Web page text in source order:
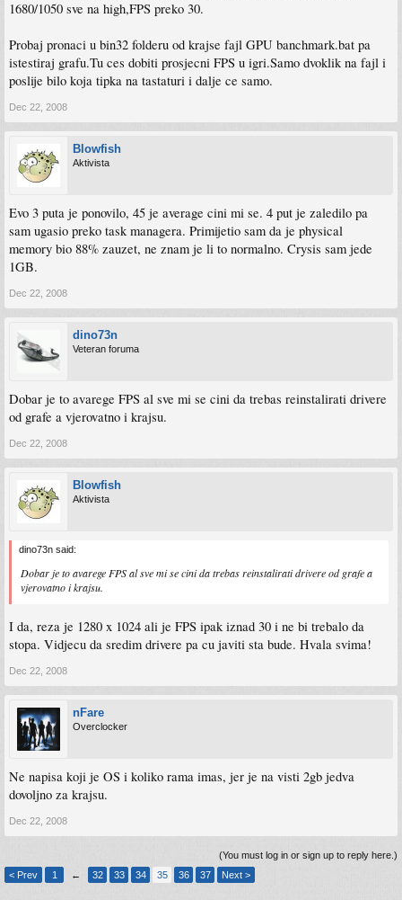
1680/1050 sve na high,FPS preko 30.
Probaj pronaci u bin32 folderu od krajse fajl GPU banchmark.bat pa
istestiraj grafu.Tu ces dobiti prosjecni FPS u igri.Samo dvoklik na fajl i
poslije bilo koja tipka na tastaturi i dalje ce samo.
Dec 22, 2008
Blowfish
Aktivista
Evo 3 puta je ponovilo, 45 je average cini mi se. 4 put je zaledilo pa
sam ugasio preko task managera. Primijetio sam da je physical
memory bio 88% zauzet, ne znam je li to normalno. Crysis sam jede
1GB.
Dec 22, 2008
dino73n
Veteran foruma
Dobar je to avarege FPS al sve mi se cini da trebas reinstalirati drivere
od grafe a vjerovatno i krajsu.
Dec 22, 2008
Blowfish
Aktivista
dino73n said:
Dobar je to avarege FPS al sve mi se cini da trebas reinstalirati drivere od grafe a
vjerovatno i krajsu.
I da, reza je 1280 x 1024 ali je FPS ipak iznad 30 i ne bi trebalo da
stopa. Vidjecu da sredim drivere pa cu javiti sta bude. Hvala svima!
Dec 22, 2008
nFare
Overclocker
Ne napisa koji je OS i koliko rama imas, jer je na visti 2gb jedva
dovoljno za krajsu.
Dec 22, 2008
(You must log in or sign up to reply here.)
< Prev
1 ← 32 33 34 35 36 37 Next >